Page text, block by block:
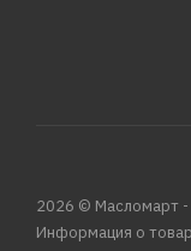
2026 © Масломарт -
Информация о